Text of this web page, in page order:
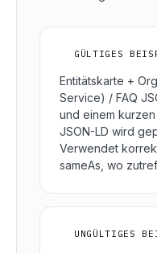
GÜLTIGES
Entitätskarte +
Service) / FAQ
und einem
JSON-LD wird
Verwendet
sameAs, wo
UNGÜLTIGES